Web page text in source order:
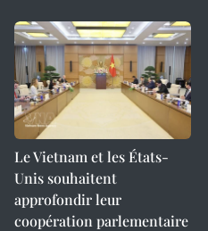
Le Vietnam et les États-
Unis souhaitent
approfondir leur
coopération parlementaire